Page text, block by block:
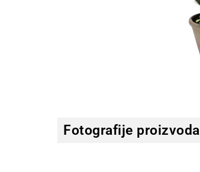
Fotografije proizvoda